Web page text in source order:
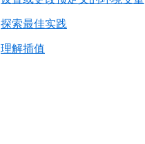
探索最佳实践
理解插值